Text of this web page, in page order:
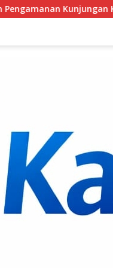
Wakil Presiden RI di